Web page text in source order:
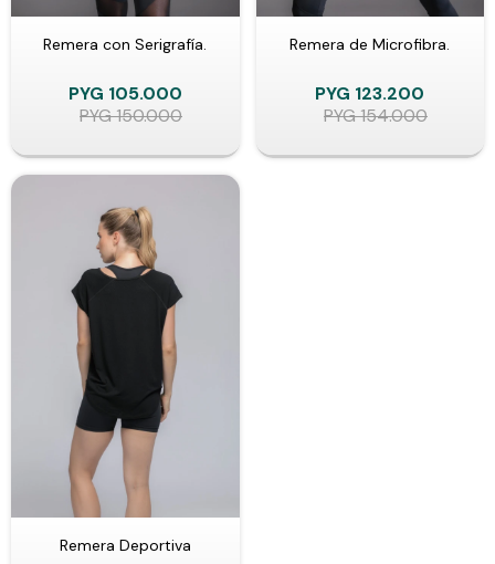
Remera con Serigrafía.
PYG 105.000
PYG150.000
Remera de Microfibra.
PYG 123.200
PYG154.000
Remera Deportiva